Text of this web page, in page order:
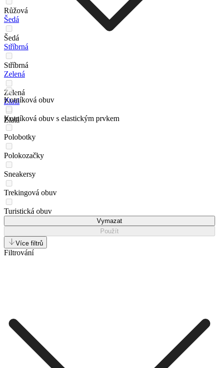
Růžová
Šedá
Šedá
Stříbrná
Stříbrná
Zelená
Zelená
Zlatá
Zlatá
Kotníková obuv
Kotníková obuv s elastickým prvkem
Polobotky
Polokozačky
Sneakersy
Trekingová obuv
Turistická obuv
Vymazat
Použít
Více filtrů
Filtrování